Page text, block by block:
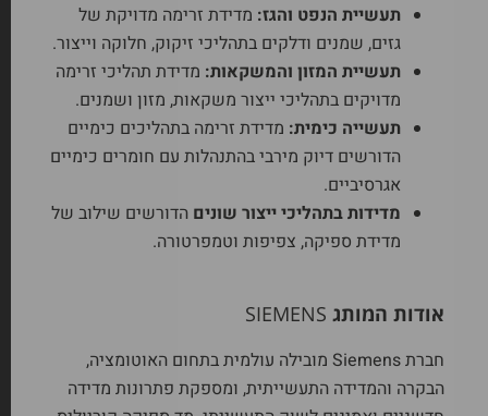
תעשיית הנפט והגז: מדידת זרימה מדויקת של
גזים, שמנים ודלקים בתהליכי זיקוק, חלוקה וייצור.
תעשיית המזון והמשקאות: מדידת תהליכי זרימה
מדויקים בתהליכי ייצור משקאות, מזון ושמנים.
תעשייה כימית: מדידת זרימה בתהליכים כימיים
הדורשים דיוק מירבי בהתנהלות עם חומרים כימיים
אגרסיביים.
מדידות בתהליכי ייצור שונים הדורשים שילוב של
מדידת ספיקה, צפיפות וטמפרטורה.
אודות המותג
חברת Siemens מובילה עולמית בתחום האוטומציה,
הבקרה והמדידה התעשייתית, ומספקת פתרונות מדידה